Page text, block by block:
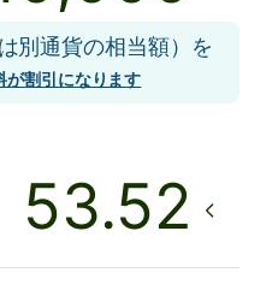
別通貨の相当額）を
が割引になります